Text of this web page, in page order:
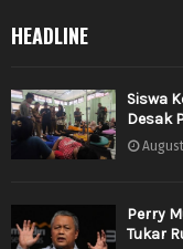
HEADLINE
Siswa
Desak
Perry
Tukar